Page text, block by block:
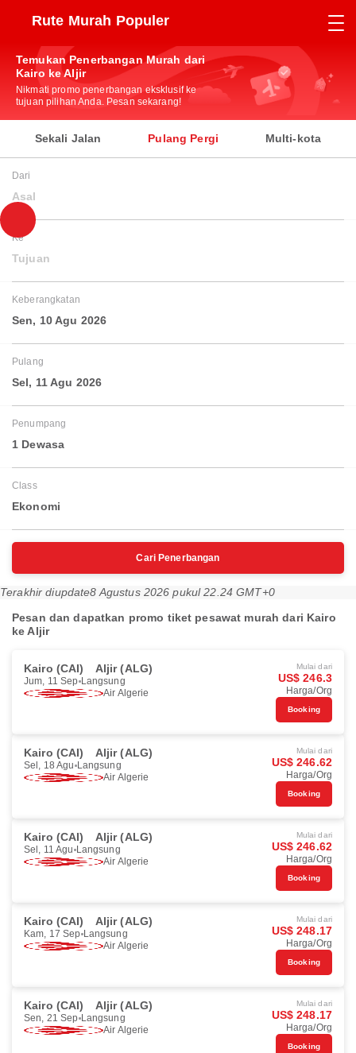
Rute Murah Populer
Temukan Penerbangan Murah dari
Kairo ke Aljir
Nikmati promo penerbangan eksklusif ke
tujuan pilihan Anda. Pesan sekarang!
Sekali Jalan Pulang Pergi Multi-kota
Dari
Asal
Ke
Tujuan
Keberangkatan
Sen, 10 Agu 2026
Pulang
Sel, 11 Agu 2026
Penumpang
1 Dewasa
Class
Ekonomi
Cari Penerbangan
Terakhir diupdate8 Agustus 2026 pukul 22.24 GMT+0
Pesan dan dapatkan promo tiket pesawat murah dari Kairo
ke Aljir
Kairo (CAI) Aljir (ALG)
Jum, 11 Sep Langsung
Air Algerie
Mulai dari
US$ 246.3
Harga/Org
Booking
Kairo (CAI) Aljir (ALG)
Sel, 18 Agu Langsung
Air Algerie
Mulai dari
US$ 246.62
Harga/Org
Booking
Kairo (CAI) Aljir (ALG)
Sel, 11 Agu Langsung
Air Algerie
Mulai dari
US$ 246.62
Harga/Org
Booking
Kairo (CAI) Aljir (ALG)
Kam, 17 Sep Langsung
Air Algerie
Mulai dari
US$ 248.17
Harga/Org
Booking
Kairo (CAI) Aljir (ALG)
Sen, 21 Sep Langsung
Air Algerie
Mulai dari
US$ 248.17
Harga/Org
Booking